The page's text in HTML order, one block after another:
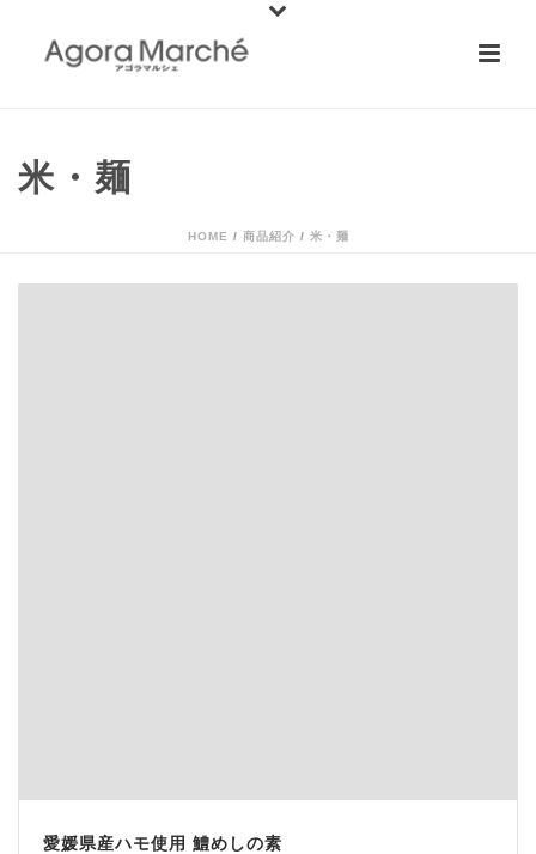
米・麺
HOME / 商品紹介 / 米・麺
愛媛県産ハモ使用 鱧めしの素